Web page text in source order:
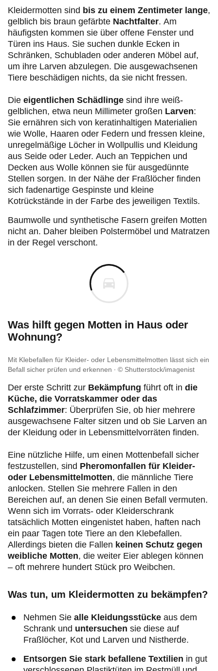
Kleidermotten sind bis zu einem Zentimeter lange,
gelblich bis braun gefärbte Nachtfalter. Am
häufigsten kommen sie über offene Fenster und
Türen ins Haus. Sie suchen dunkle Ecken in
Schränken, Schubladen oder anderen Möbel auf,
um ihre Larven abzulegen. Die ausgewachsenen
Tiere beschädigen nichts, da sie nicht fressen.
Die eigentlichen Schädlinge sind ihre weiß-
gelblichen, etwa neun Millimeter großen Larven:
Sie ernähren sich von keratinhaltigen Materialien
wie Wolle, Haaren oder Federn und fressen kleine,
unregelmäßige Löcher in Wollpullis und Kleidung
aus Seide oder Leder. Auch an Teppichen und
Decken aus Wolle können sie für ausgedünnte
Stellen sorgen. In der Nähe der Fraßlöcher finden
sich fadenartige Gespinste und kleine
Kotrückstände in der Farbe des jeweiligen Textils.
Baumwolle und synthetische Fasern greifen Motten
nicht an. Daher bleiben Polstermöbel und Matratzen
in der Regel verschont.
Was hilft gegen Motten in Haus oder
Wohnung?
Mit Klebefallen für Kleider- oder Lebensmittelmotten lässt sich ein
Befall sicher prüfen und erkennen
© Shutterstock/imagenist
Der erste Schritt zur Bekämpfung führt oft in die
Küche, die Vorratskammer oder das
Schlafzimmer: Überprüfen Sie, ob hier mehrere
ausgewachsene Falter sitzen und ob Sie Larven an
der Kleidung oder in Lebensmittelvorräten finden.
Eine nützliche Hilfe, um einen Mottenbefall sicher
festzustellen, sind Pheromonfallen für Kleider-
oder Lebensmittelmotten, die männliche Tiere
anlocken. Stellen Sie mehrere Fallen in den
Bereichen auf, an denen Sie einen Befall vermuten.
Wenn sich im Vorrats- oder Kleiderschrank
tatsächlich Motten eingenistet haben, haften nach
ein paar Tagen tote Tiere an den Klebefallen.
Allerdings bieten die Fallen keinen Schutz gegen
weibliche Motten, die weiter Eier ablegen können
– oft mehrere hundert Stück pro Weibchen.
Was tun, um Kleidermotten zu bekämpfen?
Nehmen Sie alle Kleidungsstücke aus dem
Schrank und untersuchen sie diese auf
Fraßlöcher, Kot und Larven und Nistherde.
Entsorgen Sie stark befallene Textilien in gut